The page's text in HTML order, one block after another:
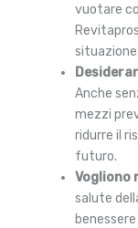
vuotare
situazione.
Anche
mezzi
ridurre il
futuro.
Vogliono
salute